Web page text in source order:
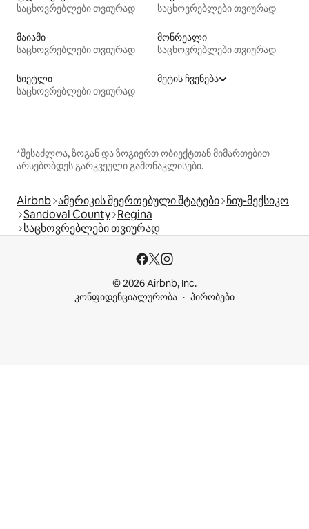
საცხოვრებლები თვიურად
საცხოვრებლები თვიურად
მაიამი
საცხოვრებლები თვიურად
მონრეალი
საცხოვრებლები თვიურად
სიეტლი
საცხოვრებლები თვიურად
მეტის ჩვენება
*შესაძლოა, ზოგან და ზოგიერთ ობიექტთან მიმართებით
არსებობდეს გარკვეული გამონაკლისები.
Airbnb ამერიკის შეერთებული შტატები ნიუ-მექსიკო
Sandoval County Regina
საცხოვრებლები თვიურად
© 2026 Airbnb, Inc.
კონფიდენციალურობა
პირობები